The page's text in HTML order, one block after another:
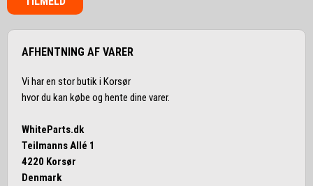
AFHENTNING AF VARER
Vi har en stor butik i Korsør
hvor du kan købe og hente dine varer.
WhiteParts.dk
Teilmanns Allé 1
4220 Korsør
Denmark